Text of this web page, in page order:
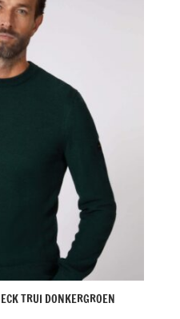
TRUI DONKERGROEN